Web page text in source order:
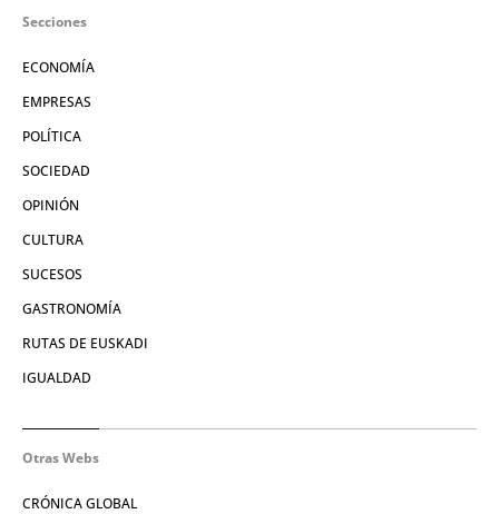
Secciones
ECONOMÍA
EMPRESAS
POLÍTICA
SOCIEDAD
OPINIÓN
CULTURA
SUCESOS
GASTRONOMÍA
RUTAS DE EUSKADI
IGUALDAD
Otras Webs
CRÓNICA GLOBAL